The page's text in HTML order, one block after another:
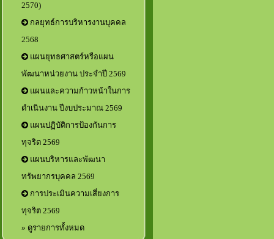
2570)
กลยุทธ์การบริหารงานบุคคล
2568
แผนยุทธศาสตร์หรือแผน
พัฒนาหน่วยงาน ประจำปี 2569
แผนและความก้าวหน้าในการ
ดำเนินงาน ปีงบประมาณ 2569
แผนปฏิบัติการป้องกันการ
ทุจริต 2569
แผนบริหารและพัฒนา
ทรัพยากรบุคคล 2569
การประเมินความเสี่ยงการ
ทุจริต 2569
» ดูรายการทั้งหมด